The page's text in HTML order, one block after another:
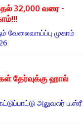
32,000 வரை -
வேலைவாய்ப்பு முகாம்
தேர்வுக்கு ஹால்
அலு​வலர் ப.ஸ்ரீ